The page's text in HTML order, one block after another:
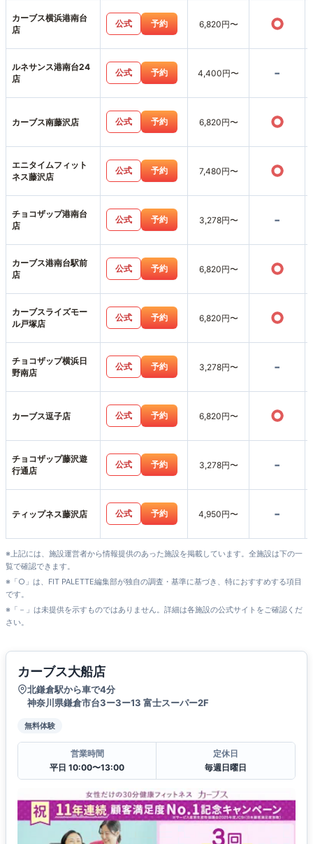
カーブス横浜港南台
店
公式 予約 6,820円〜 ○
ルネサンス港南台24
店
公式 予約 4,400円〜 -
カーブス南藤沢店 公式 予約 6,820円〜 ○
エニタイムフィット
ネス藤沢店
公式 予約 7,480円〜 ○
チョコザップ港南台
店
公式 予約 3,278円〜 -
カーブス港南台駅前
店
公式 予約 6,820円〜 ○
カーブスライズモー
ル戸塚店
公式 予約 6,820円〜 ○
チョコザップ横浜日
野南店
公式 予約 3,278円〜 -
カーブス逗子店 公式 予約 6,820円〜 ○
チョコザップ藤沢遊
行通店
公式 予約 3,278円〜 -
ティップネス藤沢店 公式 予約 4,950円〜 -
※上記には、施設運営者から情報提供のあった施設を掲載しています。全施設は下の一
覧で確認できます。
※「○」は、FIT PALETTE編集部が独自の調査・基準に基づき、特におすすめする項目
です。
※「－」は未提供を示すものではありません。詳細は各施設の公式サイトをご確認くだ
さい。
カーブス大船店
北鎌倉駅から車で4分
神奈川県鎌倉市台3ー3ー13 富士スーパー2F
無料体験
営業時間
平日 10:00〜13:00
定休日
毎週日曜日